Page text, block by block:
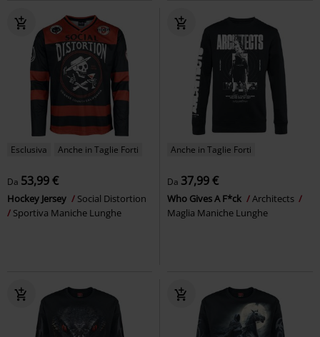
Esclusiva Anche in Taglie Forti
Da 53,99 €
Hockey Jersey
Social Distortion
Sportiva Maniche Lunghe
Anche in Taglie Forti
Da 37,99 €
Who Gives A F*ck
Architects
Maglia Maniche Lunghe